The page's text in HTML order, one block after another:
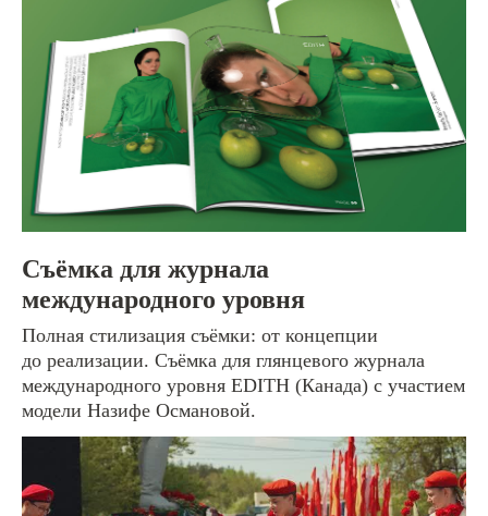
Съёмка для журнала
международного уровня
Полная стилизация съёмки: от концепции
до реализации. Съёмка для глянцевого журнала
международного уровня EDITH (Канада) с участием
модели Назифе Османовой.
ОТПРАВИТЬ ЗАЯВКУ
Нажимая на кнопку под формой, вы даете
согласие
на обработку персональных данных. Подробнее об
обработке данных вПолитике
Кинопроизводство
Медиа контент
Музыкальные клипы
Реклама
Интервью и подкасты
Прямые трансляции